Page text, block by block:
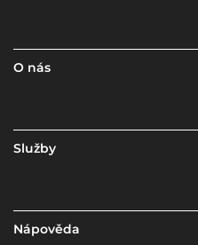
O nás
Služby
Nápověda